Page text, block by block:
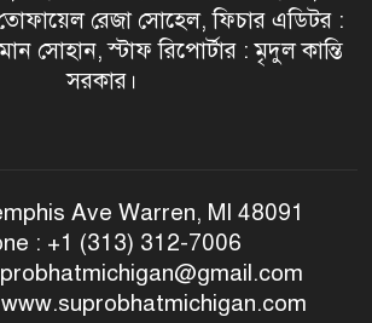
রেজা সোহেল, ফিচার এডিটর :
সোহান, স্টাফ রিপোর্টার : মৃদুল কান্তি
সরকার।
Ave Warren, MI 48091
: +1 (313) 312-7006